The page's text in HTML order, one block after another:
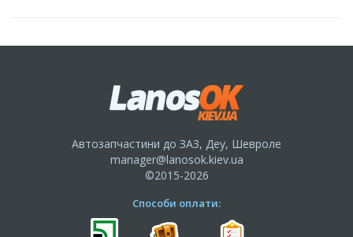
Автозапчастини до ЗАЗ, Деу, Шевроле
manager@lanosok.kiev.ua
©2015-2026
Способи оплати: